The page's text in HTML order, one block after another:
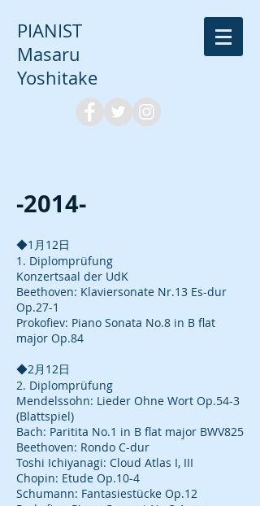
PIANIST
Masaru
Yoshitake
-2014-
◆1月12日
1. Diplomprüfung
Konzertsaal der UdK
Beethoven: Klaviersonate Nr.13 Es-dur
Op.27-1
Prokofiev: Piano Sonata No.8 in B flat
major Op.84
◆2月12日
2. Diplomprüfung
Mendelssohn: Lieder Ohne Wort Op.54-3
(Blattspiel)
Bach: Paritita No.1 in B flat major BWV825
Beethoven: Rondo C-dur
Toshi Ichiyanagi: Cloud Atlas I, III
Chopin: Etude Op.10-4
Schumann: Fantasiestücke Op.12